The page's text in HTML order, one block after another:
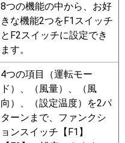
8つの機能の中から、お好
きな機能2つをF1スイッチ
とF2スイッチに設定でき
ます。
4つの項目（運転モー
ド）、（風量）、（風
向）、（設定温度）を2パ
ターンまで、ファンクシ
ョンスイッチ【F1】